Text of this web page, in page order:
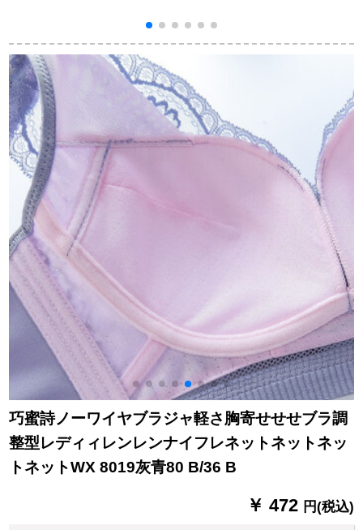
さささささささささ
ささぎのレ-ス寄せば
ばブラ女史ブナ-3630
肌色75 A
小さい胸を整形して
ください。ラグーの
ウイクはドレスを着
て水を泳ぎます。女
神の滑り止め止め止
めバトの密着形が见
えない美背奈です。
ブラ-10170559青-M
巧蜜詩ノーワイヤブラジャ軽さ胸寄せせせブラ調
整型レディィレンレンナイフレネットネットネッ
トネットWX 8019灰青80 B/36 B
￥ 472 円(税込)